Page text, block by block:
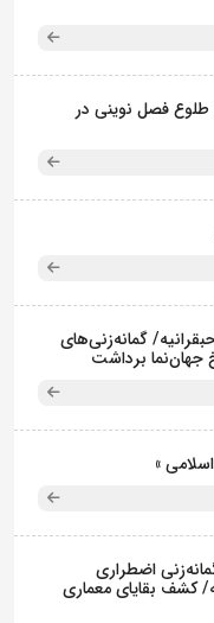
طلوع فصل نوینی در
گمانه‌زنی‌های
جهان‌نما برداشت
»
اضطراری
کشف بقایای معماری